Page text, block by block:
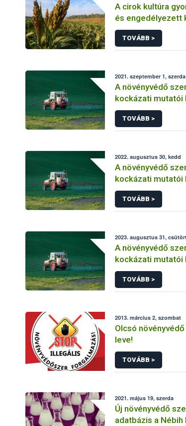
A cirok kultúra
és engedélyezett
TOVÁBB >
2021. szeptember 1, szerda
A növényvédő
kockázati mutatói
(2011-2019)
TOVÁBB >
2022. augusztus 30, kedd
A növényvédő
kockázati mutatói
(2011-2020)
TOVÁBB >
2023. augusztus 31,
A növényvédő
kockázati mutatói
(2011-2020)
TOVÁBB >
2013. március 2, szombat
Olcsó
leve!
TOVÁBB >
2021. május 19, szerda
Új növényvédő
adatbázis a Nébih